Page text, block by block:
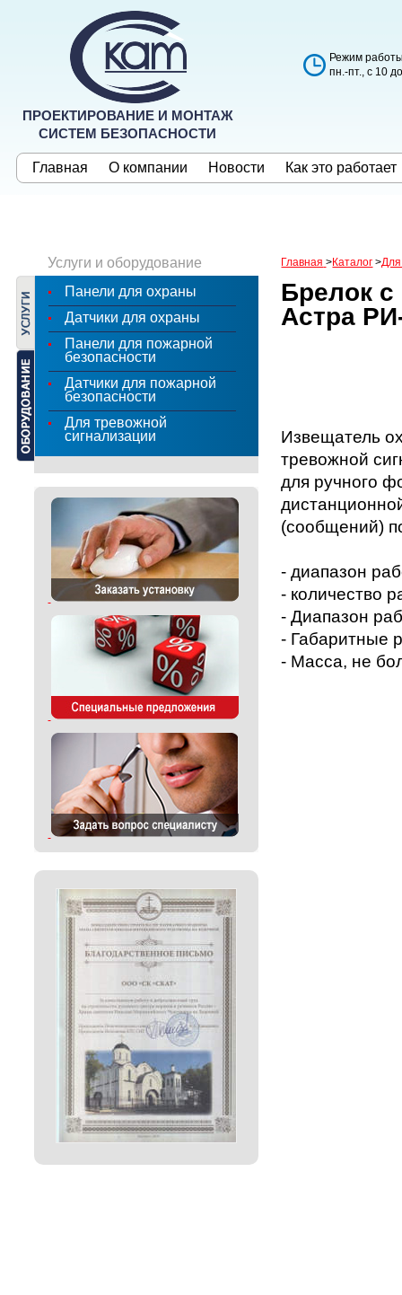
ПРОЕКТИРОВАНИЕ И МОНТАЖ
СИСТЕМ БЕЗОПАСНОСТИ
Режим
пн.-пт., с 10
Главная О компании Новости Как это работает
Услуги и оборудование
Панели для охраны
Датчики для охраны
Панели для пожарной
безопасности
Датчики для пожарной
безопасности
Для тревожной
сигнализации
Главная >Каталог >
Брелок с
Астра
Извещатель
тревожной
для ручного
(сообщений)
- диапазон
- количество
- Диапазон
- Габаритные
- Масса, не